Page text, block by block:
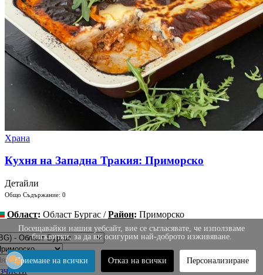
Храна
Кухня на Западна Тракия: Приморско
Детайли
Общо Съдържание: 0
Област: Област Бургас /Район: Приморско
Посещавайки нашия уебсайт, вие се съгласявате, че използваме
бисквитки, за да ви осигурим най-доброто изживяване.
Приемане на всички Отказ на всички Персонализиране